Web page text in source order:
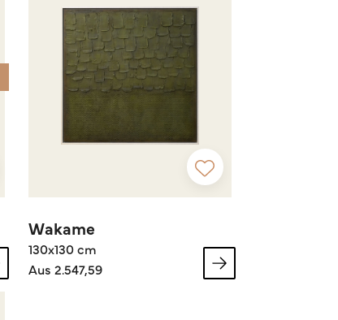
Wakame
130x130 cm
Aus 2.547,59